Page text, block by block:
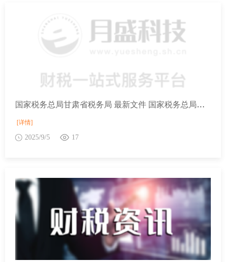
国家税务总局甘肃省税务局 最新文件 国家税务总局关于境外投资者以分配利润直接投资税收抵免政策有关事项的公告
[详情]
2025/9/5 17